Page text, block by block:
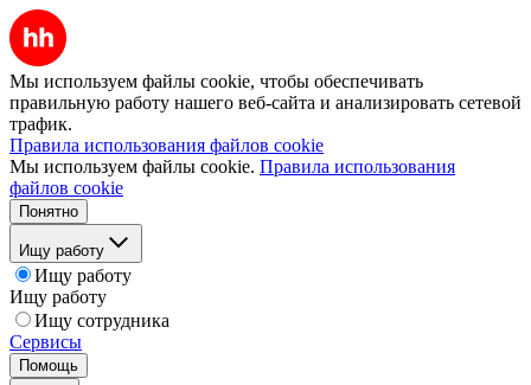
Мы используем файлы cookie, чтобы обеспечивать
правильную работу нашего веб-сайта и анализировать сетевой
трафик.
Правила использования файлов cookie
Мы используем файлы cookie. Правила использования
файлов cookie
Понятно
Ищу работу
Ищу работу
Ищу работу
Ищу сотрудника
Сервисы
Помощь